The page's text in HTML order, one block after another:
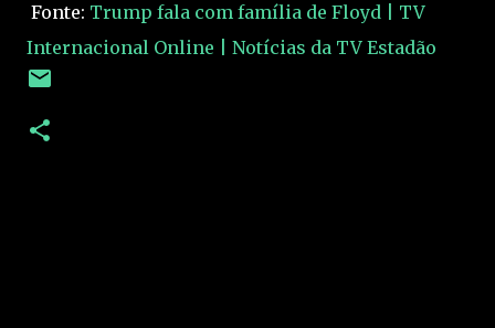
Fonte: Trump fala com família de Floyd | TV
Internacional Online | Notícias da TV Estadão